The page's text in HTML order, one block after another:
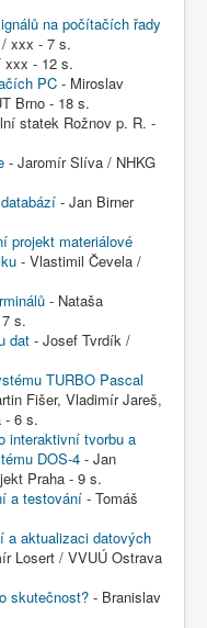
na počítačích řady
xxx - 7 s.
xxx - 12 s.
PC - Miroslav
Brno - 18 s.
statek Rožnov p. R. -
- Jaromír Slíva / NHKG
- Jan Birner
projekt materiálové
- Vlastimil Čevela /
- Nataša
s.
dat - Josef Tvrdík /
TURBO Pascal
Fišer, Vladimír Jareš,
- 6 s.
interaktivní tvorbu a
DOS-4 - Jan
Praha - 9 s.
a testování - Tomáš
a aktualizaci datových
Losert / VVUÚ Ostrava
skutečnost? - Branislav